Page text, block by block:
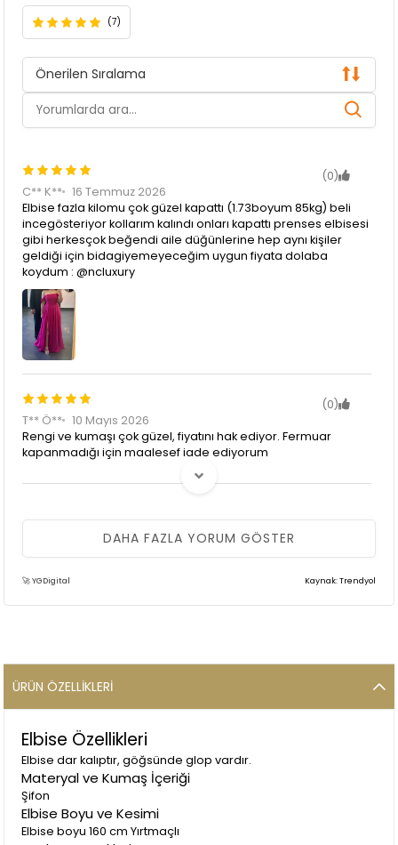
(7)
Önerilen Sıralama
(0)
C** K**
16 Temmuz 2026
Elbise fazla kilomu çok güzel kapattı (1.73boyum 85kg) beli
incegösteriyor kollarım kalındı onları kapattı prenses elbisesi
gibi herkesçok beğendi aile düğünlerine hep aynı kişiler
geldiği için bidagiyemeyeceğim uygun fiyata dolaba
koydum : @ncluxury
(0)
T** Ö**
10 Mayıs 2026
Rengi ve kumaşı çok güzel, fiyatını hak ediyor. Fermuar
kapanmadığı için maalesef iade ediyorum
Mükemmel duruyor kaliteli üst kısım bol durabilir bir beden
küçük alın
ama çok güzel oldu çok hızlı kargolandı teşekkürler
E** C**
16 Eylül 2025
DAHA FAZLA YORUM GÖSTER
🚀 YGDigital Kaynak: Trendyol
ÜRÜN ÖZELLIKLERI
Elbise Özellikleri
Elbise dar kalıptır, göğsünde glop vardır.
Materyal ve Kumaş İçeriği
Şifon
Elbise Boyu ve Kesimi
Elbise boyu 160 cm Yırtmaçlı